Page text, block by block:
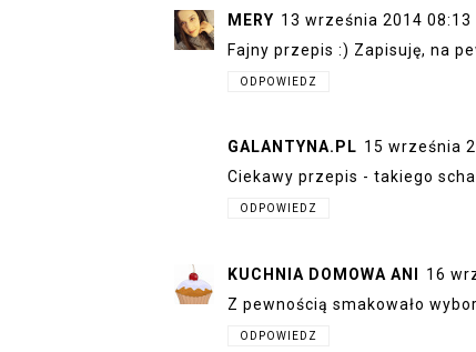
MERY 13 września 2014 08:13
Fajny przepis :) Zapisuję, na
ODPOWIEDZ
GALANTYNA.PL 15 września
Ciekawy przepis - takiego
ODPOWIEDZ
KUCHNIA DOMOWA ANI 16
Z pewnością smakowało
ODPOWIEDZ